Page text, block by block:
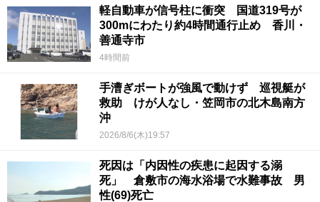
軽自動車が信号柱に衝突 国道319号が
300mにわたり約4時間通行止め 香川・
善通寺市
4時間前
手漕ぎボートが強風で動けず 巡視艇が
救助 けが人なし・笠岡市の北木島南方
沖
2026/8/6(木)19:57
死因は「内因性の疾患に起因する溺
死」 倉敷市の海水浴場で水難事故 男
性(69)死亡